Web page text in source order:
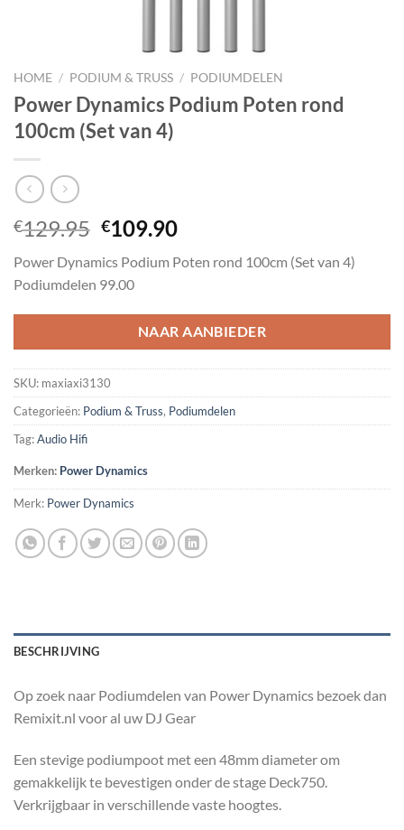
HOME / PODIUM & TRUSS / PODIUMDELEN
Power Dynamics Podium Poten rond
100cm (Set van 4)
€129.95 Oorspronkelijke
was:
€129.95.
€109.90Huidige
is:
Power Dynamics Podium Poten rond 100cm (Set van 4)
Podiumdelen 99.00
NAAR AANBIEDER
SKU: maxiaxi3130
Categorieën: Podium & Truss, Podiumdelen
Tag:Audio Hifi
Merken: Power Dynamics
Merk: Power Dynamics
BESCHRIJVING
Op zoek naar Podiumdelen van Power Dynamics bezoek dan
Remixit.nl voor al uw DJ Gear
Een stevige podiumpoot met een 48mm diameter om
gemakkelijk te bevestigen onder de stage Deck750.
Verkrijgbaar in verschillende vaste hoogtes.